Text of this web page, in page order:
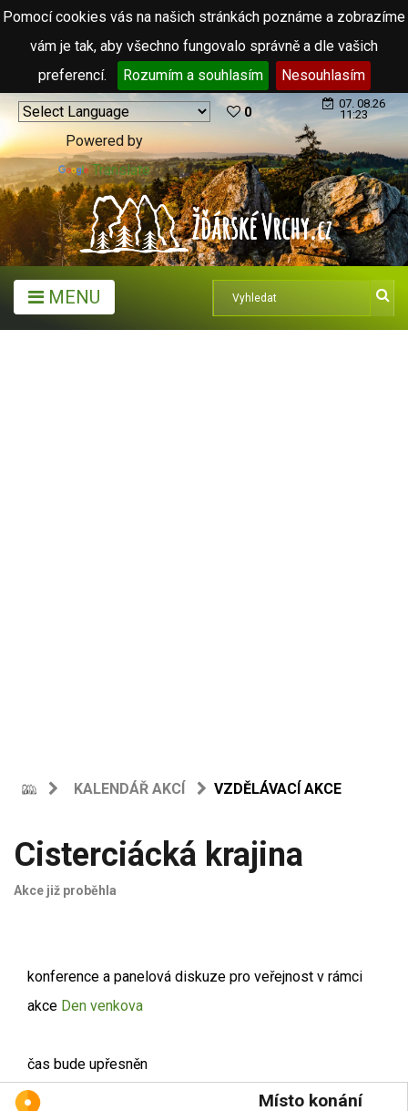
Pomocí cookies vás na našich stránkách poznáme a zobrazíme
vám je tak, aby všechno fungovalo správně a dle vašich
preferencí.
Rozumím a souhlasím Nesouhlasím
Powered by
Translate
0
07. 08.26
11:23
MENU
KALENDÁŘ AKCÍ VZDĚLÁVACÍ AKCE
Cisterciácká krajina
Akce již proběhla
konference a panelová diskuze pro veřejnost v rámci
akce Den venkova
čas bude upřesněn
Místo konání